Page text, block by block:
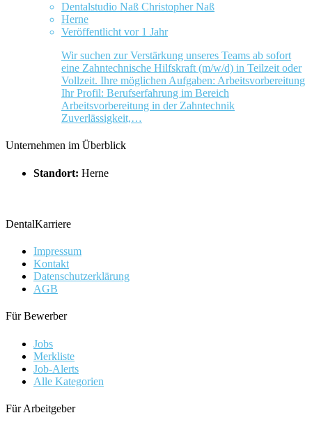
Dentalstudio Naß Christopher Naß
Herne
Veröffentlicht vor 1 Jahr
Wir suchen zur Verstärkung unseres Teams ab sofort
eine Zahntechnische Hilfskraft (m/w/d) in Teilzeit oder
Vollzeit. Ihre möglichen Aufgaben: Arbeitsvorbereitung
Ihr Profil: Berufserfahrung im Bereich
Arbeitsvorbereitung in der Zahntechnik
Zuverlässigkeit,…
Unternehmen im Überblick
Standort: Herne
DentalKarriere
Impressum
Kontakt
Datenschutzerklärung
AGB
Für Bewerber
Jobs
Merkliste
Job-Alerts
Alle Kategorien
Für Arbeitgeber